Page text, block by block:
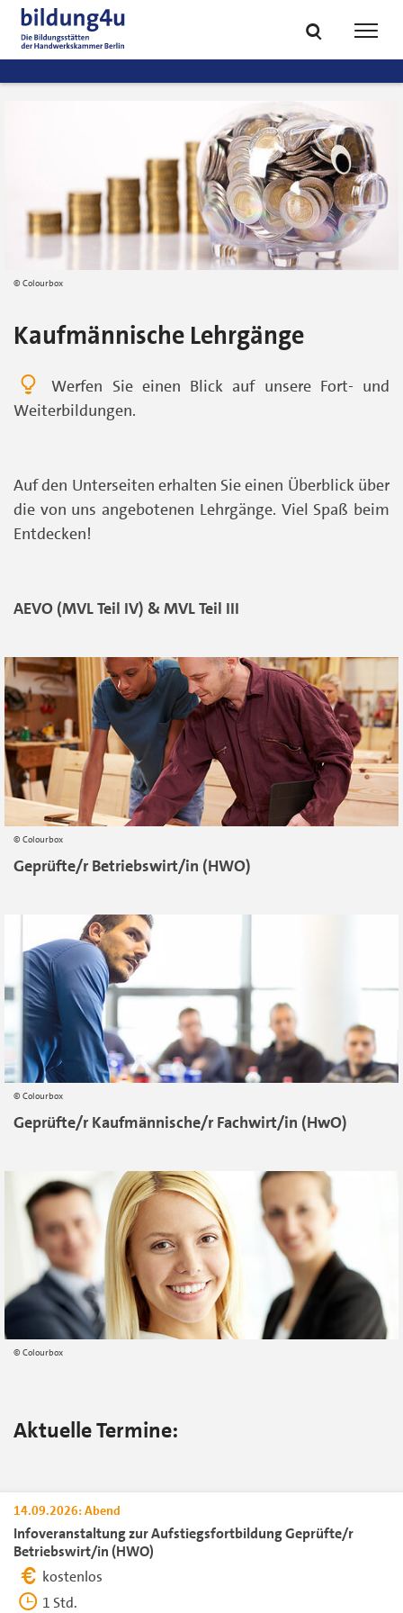
zum
Inhalt
springen
Fußzeile
springen
Suche
Colourbox
Kaufmännische Lehrgänge
Werfen Sie einen Blick auf unsere Fort- und
Weiterbildungen.
Auf den Unterseiten erhalten Sie einen Überblick über
die von uns angebotenen Lehrgänge. Viel Spaß beim
Entdecken!
AEVO (MVL Teil IV) & MVL Teil III
Colourbox
Geprüfte/r Betriebswirt/in (HWO)
Colourbox
Geprüfte/r Kaufmännische/r Fachwirt/in (HwO)
Colourbox
Aktuelle Termine:
14.09.2026: Abend
Infoveranstaltung zur Aufstiegsfortbildung Geprüfte/r
Betriebswirt/in (HWO)
kostenlos
1 Std.